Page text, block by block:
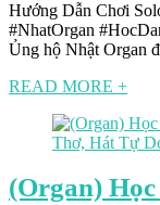
Hướng Dẫn Chơi
#NhatOrgan
Ủng hộ Nhật Organ
READ MORE +
(Organ)